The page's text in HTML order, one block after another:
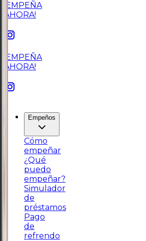
¡EMPEÑA
AHORA!
¡EMPEÑA
AHORA!
Empeños
Cómo
empeñar
¿Qué
puedo
empeñar?
Simulador
de
préstamos
Pago
de
refrendo